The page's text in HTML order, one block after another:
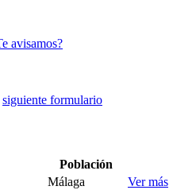
avisamos?
siguiente formulario
Población
Málaga
Ver más